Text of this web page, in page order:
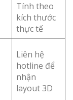
Tính theo
kích thước
thực tế
Liên hệ
hotline để
nhận
layout 3D